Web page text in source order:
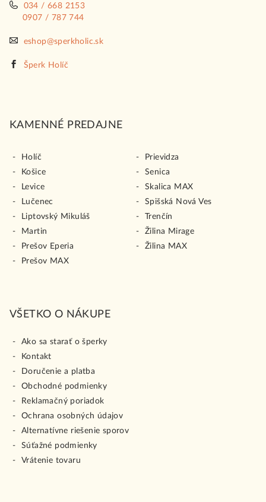
034 / 668 2153
0907 / 787 744
eshop@sperkholic.sk
Šperk Holíč
KAMENNÉ PREDAJNE
Holíč
Košice
Levice
Lučenec
Liptovský Mikuláš
Martin
Prešov Eperia
Prešov MAX
Prievidza
Senica
Skalica MAX
Spišská Nová Ves
Trenčín
Žilina Mirage
Žilina MAX
VŠETKO O NÁKUPE
Ako sa starať o šperky
Kontakt
Doručenie a platba
Obchodné podmienky
Reklamačný poriadok
Ochrana osobných údajov
Alternatívne riešenie sporov
Súťažné podmienky
Vrátenie tovaru